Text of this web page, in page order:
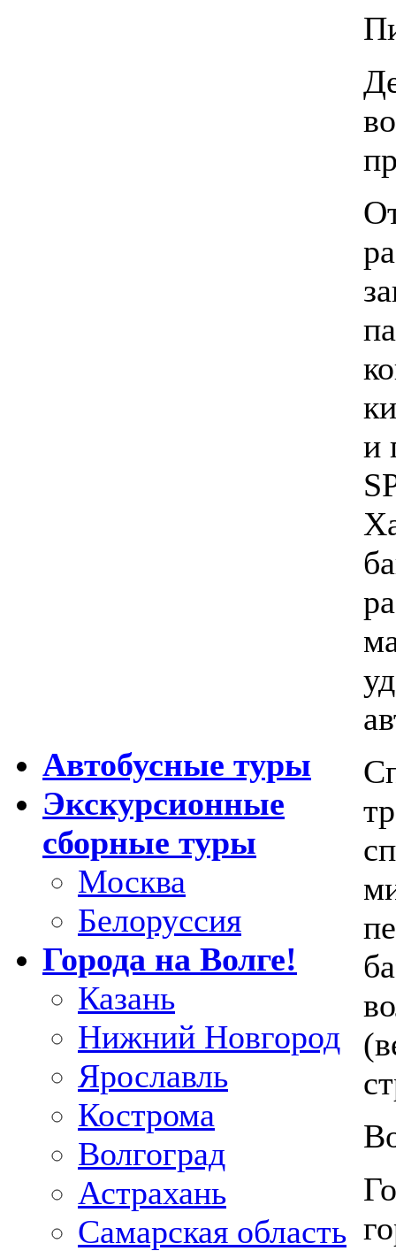
Автобусные туры
Экскурсионные
сборные туры
Москва
Белоруссия
Города на Волге!
Казань
Нижний Новгород
Ярославль
Кострома
Волгоград
Астрахань
Самарская область
и